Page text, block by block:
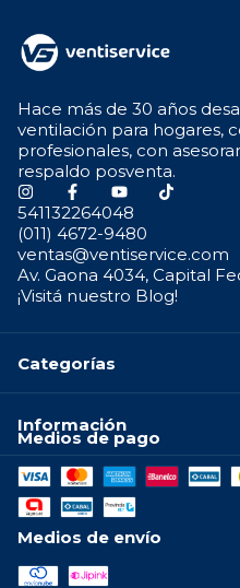
Hace más de 30 años
ventilación para hogares,
profesionales, con
respaldo posventa.
541132264048
(011) 4672-9480
ventas@ventiservice.com
Av. Gaona 4034, Capital
¡Visitá nuestro Blog!
Categorías
Información
Medios de pago
Medios de envío